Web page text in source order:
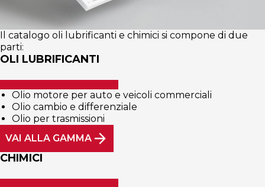
Il catalogo oli lubrificanti e chimici si compone di due
parti:
OLI LUBRIFICANTI
Olio motore per auto e veicoli commerciali
Olio cambio e differenziale
Olio per trasmissioni
VAI ALLA GAMMA
CHIMICI